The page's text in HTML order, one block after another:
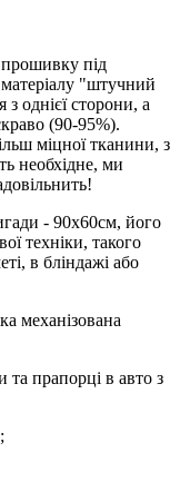
під
матеріалу "штучний
однієї сторони, а
(90-95%).
міцної тканини, з
необхідне, ми
- 90х60см, його
техніки, такого
в бліндажі або
механізована
та прапорці в авто з